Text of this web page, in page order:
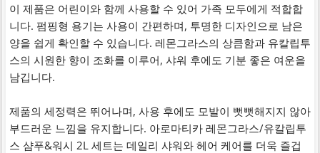
이 제품은 어린이와 함께 사용할 수 있어 가족 모두에게 적합합
니다. 펌핑형 용기는 사용이 간편하며, 투명한 디자인으로 남은
양을 쉽게 확인할 수 있습니다. 레몬그라스의 상큼함과 유칼립투
스의 시원한 향이 조화를 이루어, 샤워 후에도 기분 좋은 여운을
남깁니다.
제품의 세정력은 뛰어나며, 사용 후에도 모발이 뻣뻣해지지 않아
부드러운 느낌을 유지합니다. 아로마티카 레몬그라스/유칼립투
스 샴푸&워시 2L 세트는 데일리 샤워와 헤어 케어를 더욱 즐겁